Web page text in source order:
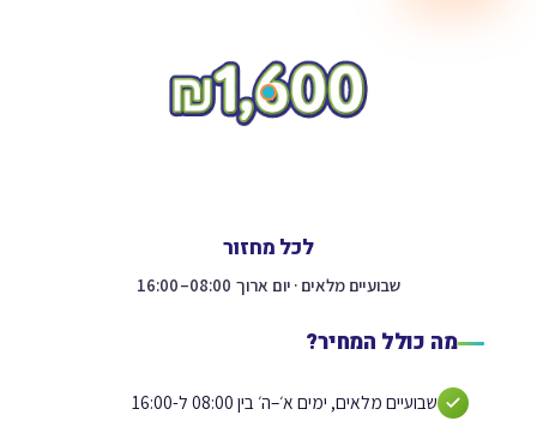
לכל מחזור
שבועיים מלאים · יום ארוך 08:00–16:00
מה כולל המחיר?
שבועיים מלאים, ימים א׳–ה׳ בין 08:00 ל-16:00